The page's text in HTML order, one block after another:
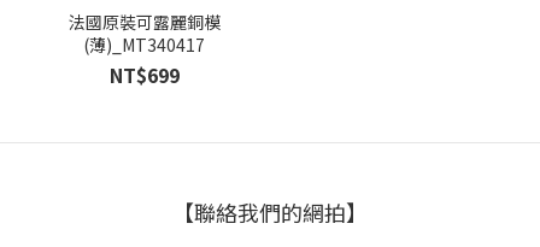
法國原裝可露麗銅模
(薄)_MT340417
NT$699
【聯絡我們的網拍】